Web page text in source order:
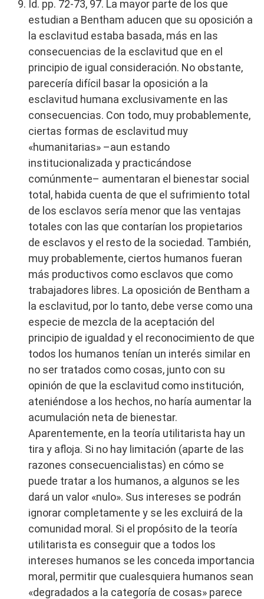
Id. pp. 72-73, 97. La mayor parte de los que
estudian a Bentham aducen que su oposición a
la esclavitud estaba basada, más en las
consecuencias de la esclavitud que en el
principio de igual consideración. No obstante,
parecería difícil basar la oposición a la
esclavitud humana exclusivamente en las
consecuencias. Con todo, muy probablemente,
ciertas formas de esclavitud muy
«humanitarias» –aun estando
institucionalizada y practicándose
comúnmente– aumentaran el bienestar social
total, habida cuenta de que el sufrimiento total
de los esclavos sería menor que las ventajas
totales con las que contarían los propietarios
de esclavos y el resto de la sociedad. También,
muy probablemente, ciertos humanos fueran
más productivos como esclavos que como
trabajadores libres. La oposición de Bentham a
la esclavitud, por lo tanto, debe verse como una
especie de mezcla de la aceptación del
principio de igualdad y el reconocimiento de que
todos los humanos tenían un interés similar en
no ser tratados como cosas, junto con su
opinión de que la esclavitud como institución,
ateniéndose a los hechos, no haría aumentar la
acumulación neta de bienestar.
Aparentemente, en la teoría utilitarista hay un
tira y afloja. Si no hay limitación (aparte de las
razones consecuencialistas) en cómo se
puede tratar a los humanos, a algunos se les
dará un valor «nulo». Sus intereses se podrán
ignorar completamente y se les excluirá de la
comunidad moral. Si el propósito de la teoría
utilitarista es conseguir que a todos los
intereses humanos se les conceda importancia
moral, permitir que cualesquiera humanos sean
«degradados a la categoría de cosas» parece